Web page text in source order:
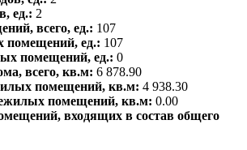
ед.: 2
всего, ед.: 107
помещений, ед.: 107
помещений, ед.: 0
всего, кв.м: 6 878.90
помещений, кв.м: 4 938.30
помещений, кв.м: 0.00
входящих в состав общего